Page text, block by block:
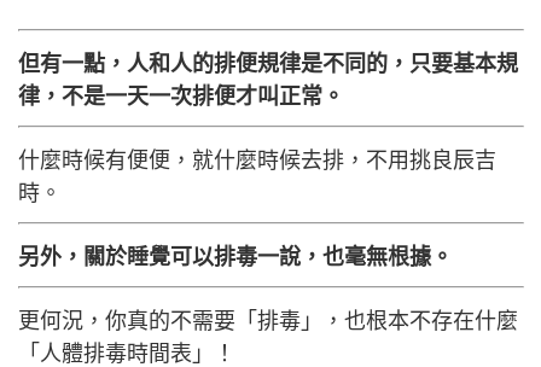
但有一點，人和人的排便規律是不同的，只要基本規
律，不是一天一次排便才叫正常。
什麼時候有便便，就什麼時候去排，不用挑良辰吉
時。
另外，關於睡覺可以排毒一說，也毫無根據。
更何況，你真的不需要「排毒」，也根本不存在什麼
「人體排毒時間表」！